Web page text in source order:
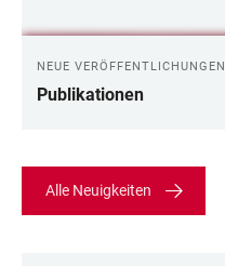
NEUE VERÖFFENTLICHUNGEN
Publikationen
Alle Neuigkeiten